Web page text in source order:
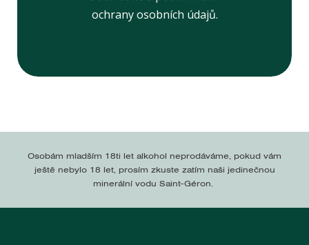
ochrany osobních údajů.
Osobám mladším 18ti let alkohol neprodáváme, pokud vám
ještě nebylo 18 let, prosím zkuste zatím naši jedinečnou
minerální vodu Saint-Géron.